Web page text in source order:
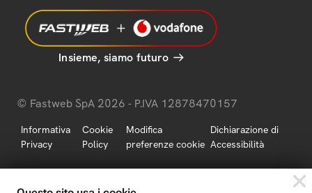
Insieme, siamo futuro
© Fastweb SpA 2026 - P.IVA 12878470157
Informativa
Privacy
Cookie
Policy
Modifica
preferenze cookie
Dichiarazione di
Accessibilità